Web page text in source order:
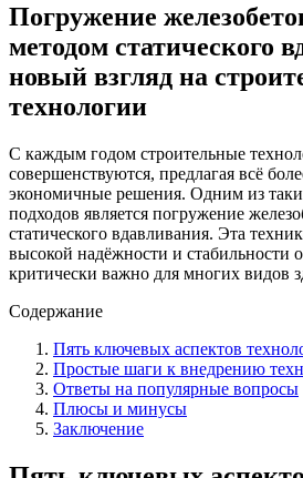
Погружение
методом статического
новый взгляд на
технологии
С каждым годом строительные
совершенствуются, предлагая всё
экономичные решения. Одним из
подходов является погружение
статического вдавливания. Эта
высокой надёжности и стабильности
критически важно для многих видов
Содержание
Пять ключевых аспектов
Простые шаги к внедрению
Ответы на популярные вопросы
Плюсы и минусы
Заключение